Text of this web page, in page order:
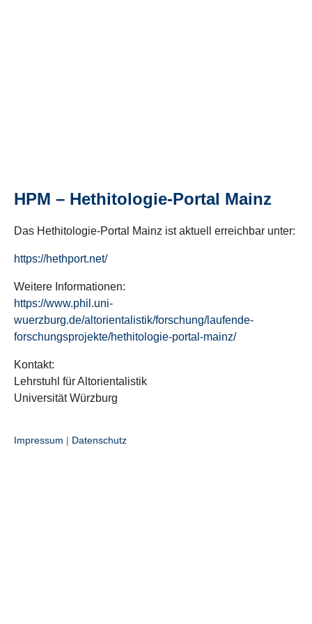
HPM – Hethitologie-Portal Mainz
Das Hethitologie-Portal Mainz ist aktuell erreichbar unter:
https://hethport.net/
Weitere Informationen:
https://www.phil.uni-
wuerzburg.de/altorientalistik/forschung/laufende-
forschungsprojekte/hethitologie-portal-mainz/
Kontakt:
Lehrstuhl für Altorientalistik
Universität Würzburg
Impressum | Datenschutz